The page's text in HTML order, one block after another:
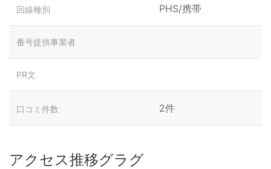
回線種別 PHS/携帯
番号提供事業者
PR文
口コミ件数 2件
アクセス推移グラグ